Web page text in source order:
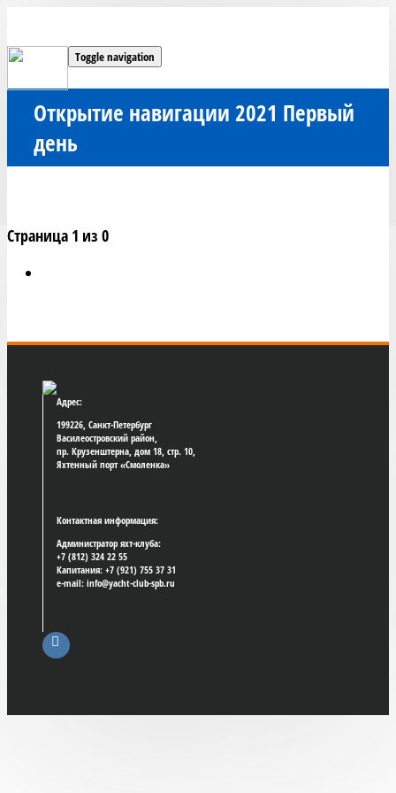
Toggle navigation
Открытие навигации 2021 Первый
день
Страница 1 из 0
Адрес:
199226, Санкт-Петербург
Василеостровский район,
пр. Крузенштерна, дом 18, стр. 10,
Яхтенный порт «Смоленка»
Контактная информация:
Администратор яхт-клуба:
+7 (812) 324 22 55
Капитания: +7 (921) 755 37 31
e-mail: info@yacht-club-spb.ru